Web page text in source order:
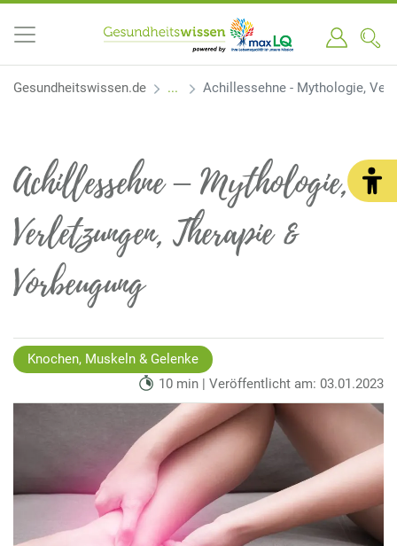
Gesundheitswissen.de Achillessehne - Mythologie,
Achillessehne – Mythologie,
Verletzungen, Therapie &
Vorbeugung
Knochen, Muskeln & Gelenke
10 min | Veröffentlicht am: 03.01.2023